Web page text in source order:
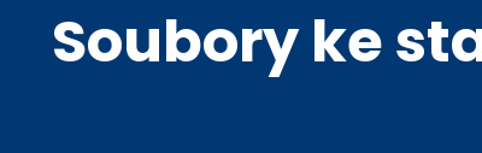
Soubory ke